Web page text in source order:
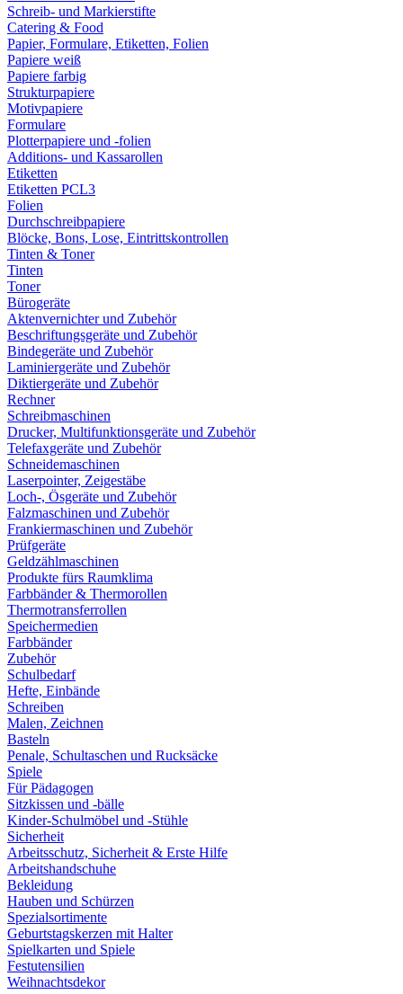
Schreib- und Markierstifte
Catering & Food
Papier, Formulare, Etiketten, Folien
Papiere weiß
Papiere farbig
Strukturpapiere
Motivpapiere
Formulare
Plotterpapiere und -folien
Additions- und Kassarollen
Etiketten
Etiketten PCL3
Folien
Durchschreibpapiere
Blöcke, Bons, Lose, Eintrittskontrollen
Tinten & Toner
Tinten
Toner
Bürogeräte
Aktenvernichter und Zubehör
Beschriftungsgeräte und Zubehör
Bindegeräte und Zubehör
Laminiergeräte und Zubehör
Diktiergeräte und Zubehör
Rechner
Schreibmaschinen
Drucker, Multifunktionsgeräte und Zubehör
Telefaxgeräte und Zubehör
Schneidemaschinen
Laserpointer, Zeigestäbe
Loch-, Ösgeräte und Zubehör
Falzmaschinen und Zubehör
Frankiermaschinen und Zubehör
Prüfgeräte
Geldzählmaschinen
Produkte fürs Raumklima
Farbbänder & Thermorollen
Thermotransferrollen
Speichermedien
Farbbänder
Zubehör
Schulbedarf
Hefte, Einbände
Schreiben
Malen, Zeichnen
Basteln
Penale, Schultaschen und Rucksäcke
Spiele
Für Pädagogen
Sitzkissen und -bälle
Kinder-Schulmöbel und -Stühle
Sicherheit
Arbeitsschutz, Sicherheit & Erste Hilfe
Arbeitshandschuhe
Bekleidung
Hauben und Schürzen
Spezialsortimente
Geburtstagskerzen mit Halter
Spielkarten und Spiele
Festutensilien
Weihnachtsdekor